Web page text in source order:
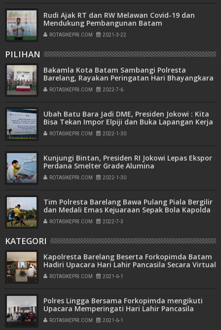
Rudi Ajak RT dan RW Melawan Covid-19 dan
Mendukung Pembangunan Batam
ROTASIKEPRI.COM 2021-3-22
PILIHAN
Bakamla Kota Batam Sambangi Polresta
Barelang, Rayakan Peringatan Hari Bhayangkara
ke-76
ROTASIKEPRI.COM 2022-7-6
Ubah Batu Bara Jadi DME, Presiden Jokowi : Kita
Bisa Tekan Impor Elpiji dan Buka Lapangan Kerja
ROTASIKEPRI.COM 2022-1-30
Kunjungi Bintan, Presiden RI Jokowi Lepas Ekspor
Perdana Smelter Grade Alumina
ROTASIKEPRI.COM 2022-1-30
Tim Polresta Barelang Bawa Pulang Piala Bergilir
dan Medali Emas Kejuaraan Sepak Bola Kapolda
Kepri Cup Tahun 2022
ROTASIKEPRI.COM 2022-7-3
KATEGORI
Kapolresta Barelang Beserta Forkopimda Batam
Hadiri Upacara Hari Lahir Pancasila Secara Virtual
ROTASIKEPRI.COM 2021-6-1
Polres Lingga Bersama Forkopimda mengikuti
Upacara Memperingati Hari Lahir Pancasila
Secara Virtual
ROTASIKEPRI.COM 2021-6-1